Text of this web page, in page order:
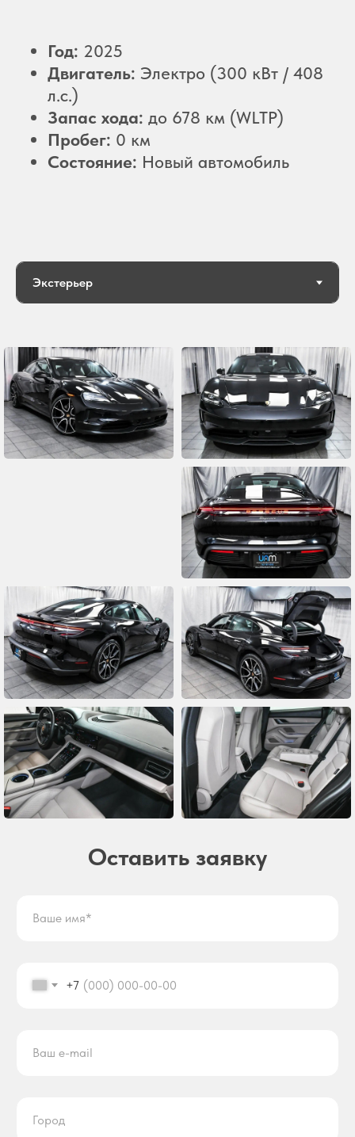
Год: 2025
Двигатель: Электро (300 кВт / 408
л.с.)
Запас хода: до 678 км (WLTP)
Пробег: 0 км
Состояние: Новый автомобиль
Оставить заявку
+7